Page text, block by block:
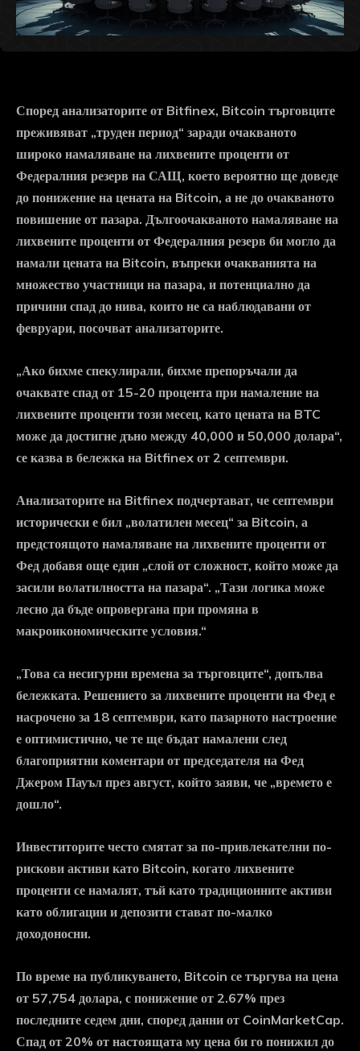
Според анализаторите от Bitfinex, Bitcoin търговците
преживяват „труден период“ заради очакваното
широко намаляване на лихвените проценти от
Федералния резерв на САЩ, което вероятно ще доведе
до понижение на цената на Bitcoin, а не до очакваното
повишение от пазара. Дългоочакваното намаляване на
лихвените проценти от Федералния резерв би могло да
намали цената на Bitcoin, въпреки очакванията на
множество участници на пазара, и потенциално да
причини спад до нива, които не са наблюдавани от
февруари, посочват анализаторите.
„Ако бихме спекулирали, бихме препоръчали да
очаквате спад от 15-20 процента при намаление на
лихвените проценти този месец, като цената на BTC
може да достигне дъно между 40,000 и 50,000 долара“,
се казва в бележка на Bitfinex от 2 септември.
Анализаторите на Bitfinex подчертават, че септември
исторически е бил „волатилен месец“ за Bitcoin, а
предстоящото намаляване на лихвените проценти от
Фед добавя още един „слой от сложност, който може да
засили волатилността на пазара“. „Тази логика може
лесно да бъде опровергана при промяна в
макроикономическите условия.“
„Това са несигурни времена за търговците“, допълва
бележката. Решението за лихвените проценти на Фед е
насрочено за 18 септември, като пазарното настроение
е оптимистично, че те ще бъдат намалени след
благоприятни коментари от председателя на Фед
Джером Пауъл през август, който заяви, че „времето е
дошло“.
Инвеститорите често смятат за по-привлекателни по-
рискови активи като Bitcoin, когато лихвените
проценти се намалят, тъй като традиционните активи
като облигации и депозити стават по-малко
доходоносни.
По време на публикуването, Bitcoin се търгува на цена
от 57,754 долара, с понижение от 2.67% през
последните седем дни, според данни от CoinMarketCap.
Спад от 20% от настоящата му цена би го понижил до